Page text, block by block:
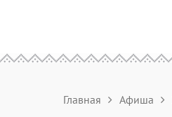
Главная Афиша